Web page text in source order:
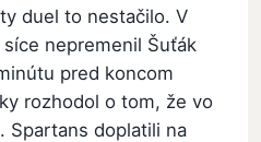
duel to nestačilo. V
nepremenil Šuťák
pred koncom
rozhodol o tom, že vo
Spartans doplatili na